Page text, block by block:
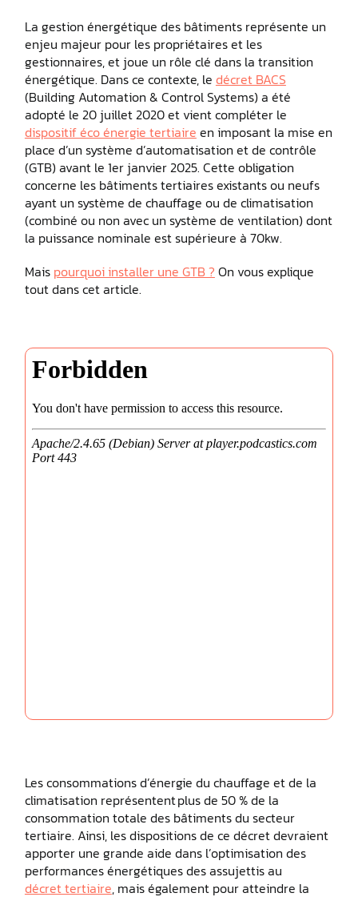
La gestion énergétique des bâtiments représente un
enjeu majeur pour les propriétaires et les
gestionnaires, et joue un rôle clé dans la transition
énergétique. Dans ce contexte, le décret BACS
(Building Automation & Control Systems) a été
adopté le 20 juillet 2020 et vient compléter le
dispositif éco énergie tertiaire en imposant la mise en
place d’un système d’automatisation et de contrôle
(GTB) avant le 1er janvier 2025. Cette obligation
concerne les bâtiments tertiaires existants ou neufs
ayant un système de chauffage ou de climatisation
(combiné ou non avec un système de ventilation) dont
la puissance nominale est supérieure à 70kw.
Mais pourquoi installer une GTB ? On vous explique
tout dans cet article.
Les consommations d’énergie du chauffage et de la
climatisation représentent plus de 50 % de la
consommation totale des bâtiments du secteur
tertiaire. Ainsi, les dispositions de ce décret devraient
apporter une grande aide dans l’optimisation des
performances énergétiques des assujettis au
décret tertiaire, mais également pour atteindre la